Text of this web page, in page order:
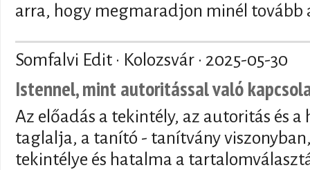
arra, hogy megmaradjon minél tovább
Somfalvi Edit · Kolozsvár · 2025-05-30
Istennel, mint autoritással való
Az előadás a tekintély, az autoritás és
taglalja, a tanító - tanítvány
tekintélye és hatalma a